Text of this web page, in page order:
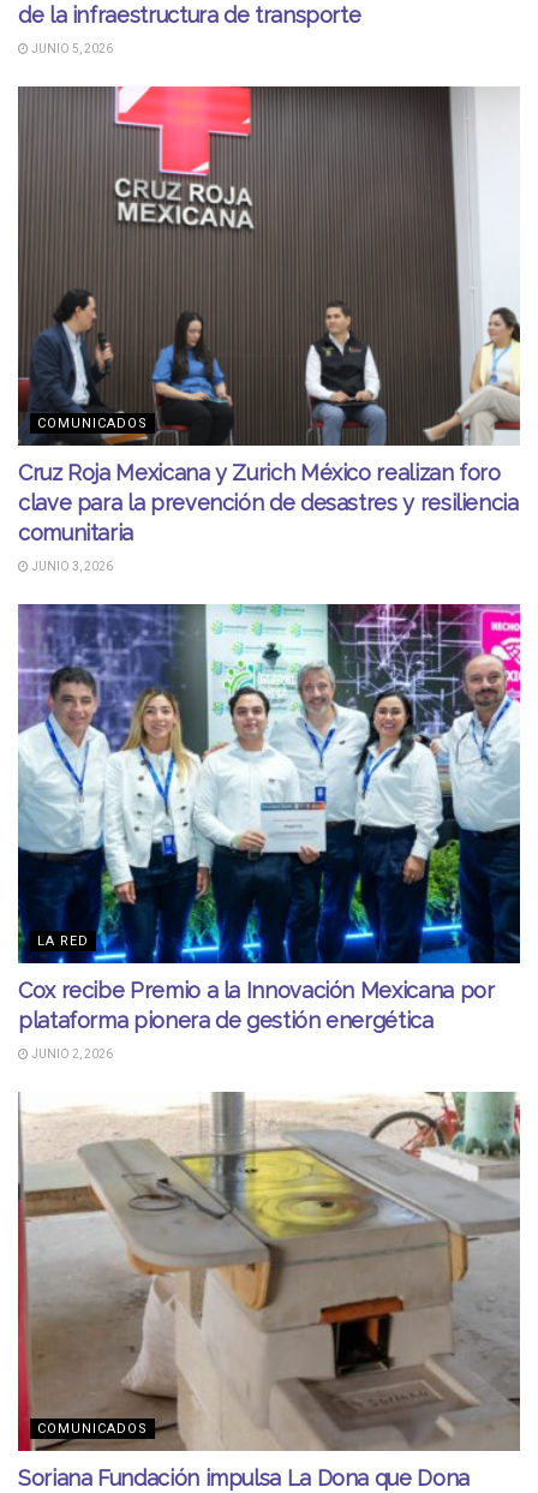
de la infraestructura de transporte
JUNIO 5, 2026
COMUNICADOS
Cruz Roja Mexicana y Zurich México realizan foro
clave para la prevención de desastres y resiliencia
comunitaria
JUNIO 3, 2026
LA RED
Cox recibe Premio a la Innovación Mexicana por
plataforma pionera de gestión energética
JUNIO 2, 2026
COMUNICADOS
Soriana Fundación impulsa La Dona que Dona